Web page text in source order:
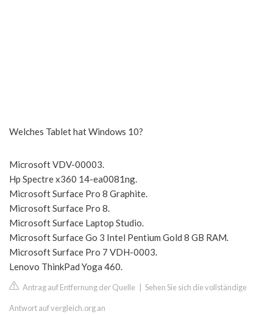
Welches Tablet hat Windows 10?
Microsoft VDV-00003.
Hp Spectre x360 14-ea0081ng.
Microsoft Surface Pro 8 Graphite.
Microsoft Surface Pro 8.
Microsoft Surface Laptop Studio.
Microsoft Surface Go 3 Intel Pentium Gold 8 GB RAM.
Microsoft Surface Pro 7 VDH-0003.
Lenovo ThinkPad Yoga 460.
Antrag auf Entfernung der Quelle Sehen Sie sich die vollständige
Antwort auf vergleich.org an